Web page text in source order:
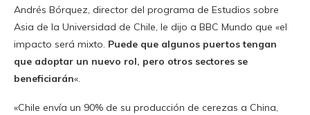
Andrés Bórquez, director del programa de Estudios sobre
Asia de la Universidad de Chile, le dijo a BBC Mundo que «el
impacto será mixto. Puede que algunos puertos tengan
que adoptar un nuevo rol, pero otros sectores se
beneficiarán«.
«Chile envía un 90% de su producción de cerezas a China,